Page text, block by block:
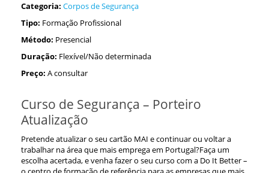
Categoria: Corpos de Segurança
Tipo: Formação Profissional
Método: Presencial
Duração: Flexível/Não determinada
Preço: A consultar
Curso de Segurança – Porteiro
Atualização
Pretende atualizar o seu cartão MAI e continuar ou voltar a
trabalhar na área que mais emprega em Portugal?Faça um
escolha acertada, e venha fazer o seu curso com a Do It Better –